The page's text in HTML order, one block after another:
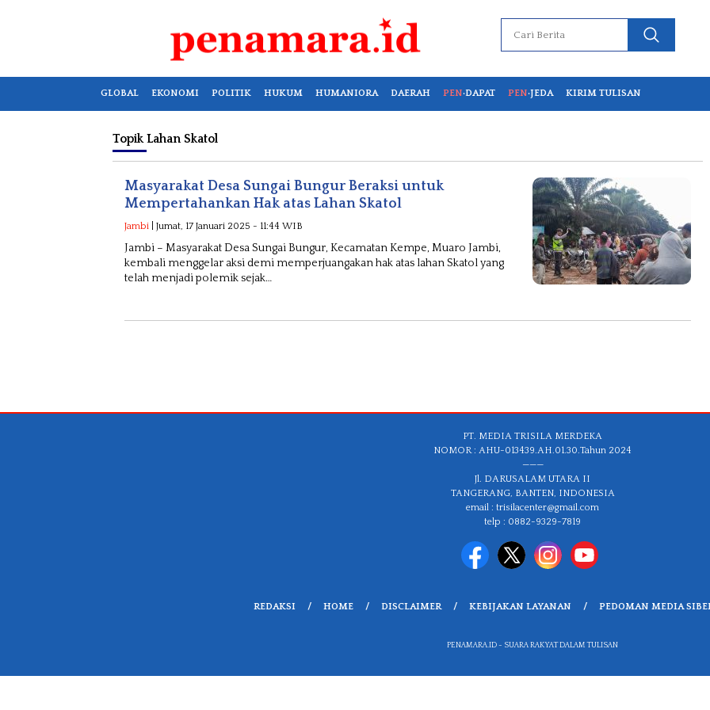
GLOBAL EKONOMI POLITIK HUKUM HUMANIORA DAERAH PEN·DAPAT PEN·JEDA KIRIM TULISAN
TopikLahan Skatol
Masyarakat Desa Sungai Bungur Beraksi untuk
Mempertahankan Hak atas Lahan Skatol
Jambi | Jumat, 17 Januari 2025 - 11:44 WIB
Jambi – Masyarakat Desa Sungai Bungur, Kecamatan Kempe, Muaro Jambi,
kembali menggelar aksi demi memperjuangakan hak atas lahan Skatol yang
telah menjadi polemik sejak…
PT. MEDIA TRISILA MERDEKA
NOMOR : AHU-013439.AH.01.30.Tahun 2024
———
Jl. DARUSALAM UTARA II
TANGERANG, BANTEN, INDONESIA
email : trisilacenter@gmail.com
telp : 0882-9329-7819
REDAKSI HOME DISCLAIMER KEBIJAKAN LAYANAN PEDOMAN MEDIA
PENAMARA.ID - SUARA RAKYAT DALAM TULISAN